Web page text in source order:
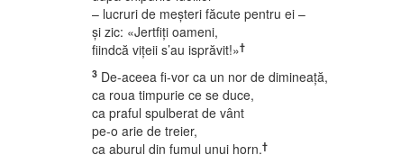
– lucruri de meşteri făcute pentru ei –
şi zic: «Jertfiţi oameni,
fiindcă viţeii s’au isprăvit!»†
3 De-aceea fi-vor ca un nor de dimineaţă,
ca roua timpurie ce se duce,
ca praful spulberat de vânt
pe-o arie de treier,
ca aburul din fumul unui horn.†